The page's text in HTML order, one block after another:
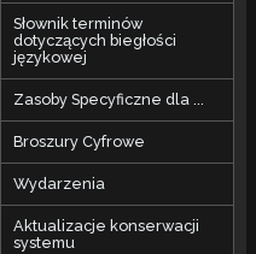
Słownik terminów
dotyczących biegłości
językowej
Zasoby Specyficzne dla ...
Broszury Cyfrowe
Wydarzenia
Aktualizacje konserwacji
systemu